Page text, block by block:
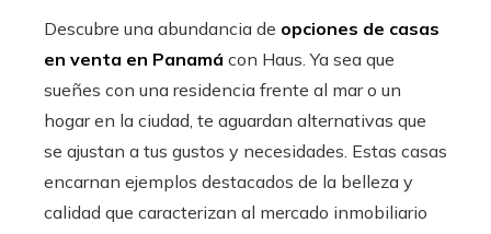
Descubre una abundancia de opciones de casas
en venta en Panamá con Haus. Ya sea que
sueñes con una residencia frente al mar o un
hogar en la ciudad, te aguardan alternativas que
se ajustan a tus gustos y necesidades. Estas casas
encarnan ejemplos destacados de la belleza y
calidad que caracterizan al mercado inmobiliario